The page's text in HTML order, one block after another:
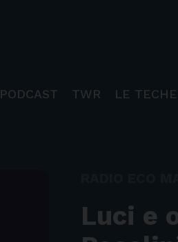
PODCAST TWR LE TECHE
Luci e